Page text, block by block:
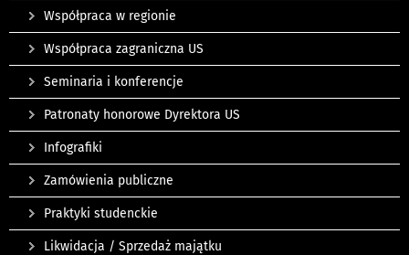
Współpraca w regionie
Współpraca zagraniczna US
Seminaria i konferencje
Patronaty honorowe Dyrektora US
Infografiki
Zamówienia publiczne
Praktyki studenckie
Likwidacja / Sprzedaż majątku